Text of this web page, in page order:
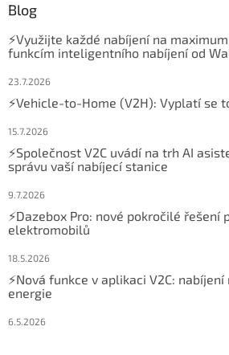
Blog
⚡Využijte každé nabíjení na
funkcím inteligentního nabíjení od
23.7.2026
⚡Vehicle-to-Home (V2H): Vyplatí se
15.7.2026
⚡Společnost V2C uvádí na trh AI
správu vaší nabíjecí stanice
9.7.2026
⚡Dazebox Pro: nové pokročilé řešení
elektromobilů
18.5.2026
⚡Nová funkce v aplikaci V2C:
energie
6.5.2026